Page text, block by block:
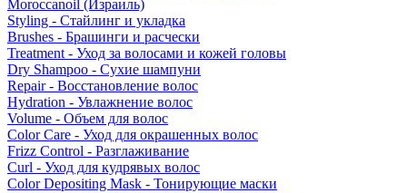
Moroccanoil (Израиль)
Styling - Стайлинг и укладка
Brushes - Брашинги и расчески
Treatment - Уход за волосами и кожей головы
Dry Shampoo - Сухие шампуни
Repair - Восстановление волос
Hydration - Увлажнение волос
Volume - Объем для волос
Color Care - Уход для окрашенных волос
Frizz Control - Разглаживание
Curl - Уход для кудрявых волос
Color Depositing Mask - Тонирующие маски